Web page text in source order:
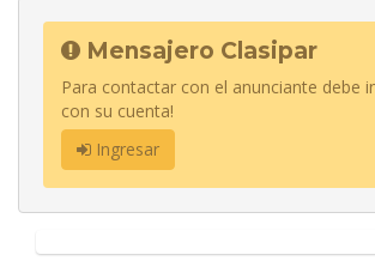
Mensajero Clasipar
Para contactar con el anunciante debe
con su cuenta!
Ingresar